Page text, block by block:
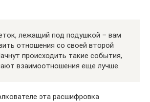
лежащий под подушкой – вам
отношения со своей второй
происходить такие события,
взаимоотношения еще лучше.
эта расшифровка